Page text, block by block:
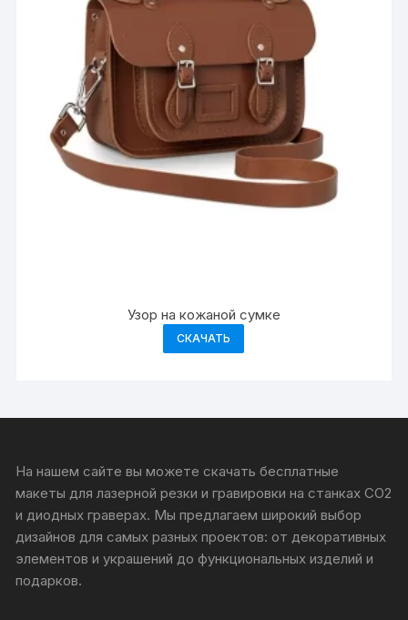
Узор на кожаной сумке
СКАЧАТЬ
На нашем сайте вы можете скачать бесплатные
макеты для лазерной резки и гравировки на станках CO2
и диодных граверах. Мы предлагаем широкий выбор
дизайнов для самых разных проектов: от декоративных
элементов и украшений до функциональных изделий и
подарков.